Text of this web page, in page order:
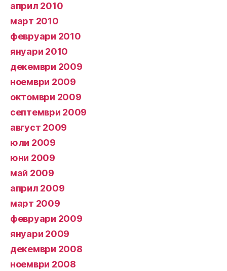
април 2010
март 2010
февруари 2010
януари 2010
декември 2009
ноември 2009
октомври 2009
септември 2009
август 2009
юли 2009
юни 2009
май 2009
април 2009
март 2009
февруари 2009
януари 2009
декември 2008
ноември 2008